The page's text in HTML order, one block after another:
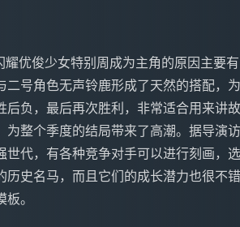
二号角色无声铃鹿形成了天然的搭配
后负，最后再次胜利，非常适合用来讲
为整个季度的结局带来了高潮。据导演
世代，有各种竞争对手可以进行刻画，
历史名马，而且它们的成长潜力也很不